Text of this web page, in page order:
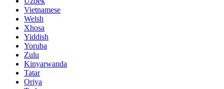
Vietnamese
Welsh
Xhosa
Yiddish
Yoruba
Zulu
Kinyarwanda
Tatar
Oriya